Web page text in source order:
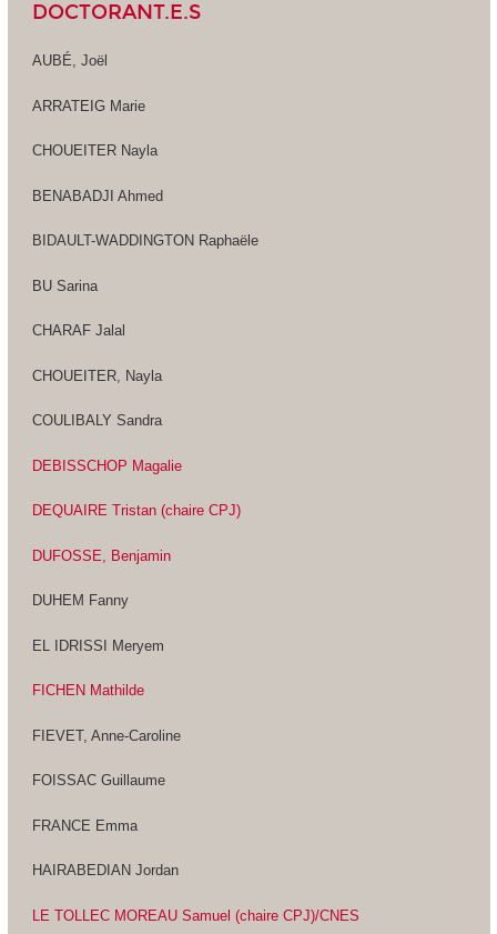
DOCTORANT.E.S
AUBÉ, Joël
ARRATEIG Marie
CHOUEITER Nayla
BENABADJI Ahmed
BIDAULT-WADDINGTON Raphaële
BU Sarina
CHARAF Jalal
CHOUEITER, Nayla
COULIBALY Sandra
DEBISSCHOP Magalie
DEQUAIRE Tristan (chaire CPJ)
DUFOSSE, Benjamin
DUHEM Fanny
EL IDRISSI Meryem
FICHEN Mathilde
FIEVET, Anne-Caroline
FOISSAC Guillaume
FRANCE Emma
HAIRABEDIAN Jordan
LE TOLLEC MOREAU Samuel (chaire CPJ)/CNES